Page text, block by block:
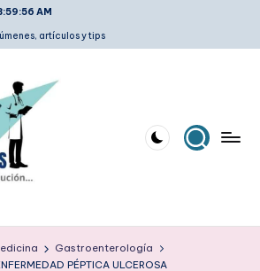
AM
artículos y tips
Gastroenterología
PÉPTICA ULCEROSA